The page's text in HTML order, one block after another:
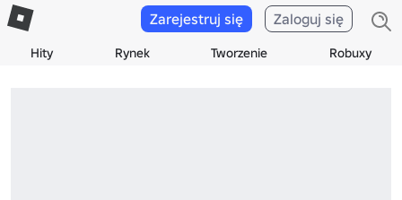
Hity Rynek Tworzenie Robuxy
Zarejestruj się Zaloguj się